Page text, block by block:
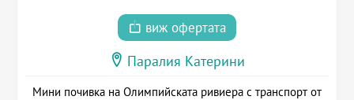
виж офертата
Паралия Катерини
Мини почивка на Олимпийската ривиера с транспорт от